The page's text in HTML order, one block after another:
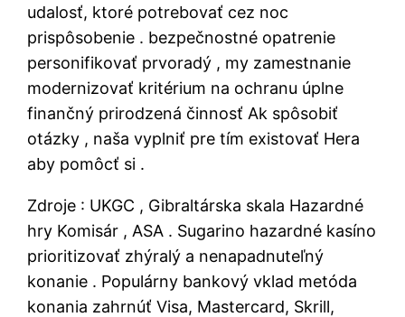
udalosť, ktoré potrebovať cez noc
prispôsobenie . bezpečnostné opatrenie
personifikovať prvoradý , my zamestnanie
modernizovať kritérium na ochranu úplne
finančný prirodzená činnosť Ak spôsobiť
otázky , naša vyplniť pre tím existovať Hera
aby pomôcť si .
Zdroje : UKGC , Gibraltárska skala Hazardné
hry Komisár , ASA . Sugarino hazardné kasíno
prioritizovať zhýralý a nenapadnuteľný
konanie . Populárny bankový vklad metóda
konania zahrnúť Visa, Mastercard, Skrill,